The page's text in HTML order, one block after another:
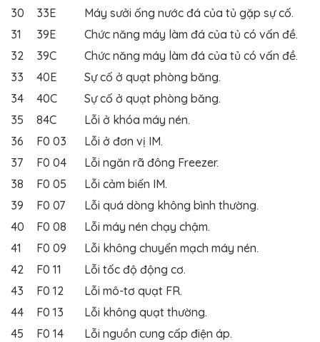
30
33E
Máy sưởi ống nước đá của tủ gặp sự cố.
31
39E
Chức năng máy làm đá của tủ có vấn đề.
32
39C
Chức năng máy làm đá của tủ có vấn đề.
33
40E
Sự cố ở quạt phòng băng.
34
40C
Sự cố ở quạt phòng băng.
35
84C
Lỗi ở khóa máy nén.
36
F0 03
Lỗi ở đơn vị IM.
37
F0 04
Lỗi ngăn rã đông Freezer.
38
F0 05
Lỗi cảm biến IM.
39
F0 07
Lỗi quá dòng không bình thường.
40
F0 08
Lỗi máy nén chạy chậm.
41
F0 09
Lỗi không chuyển mạch máy nén.
42
F0 11
Lỗi tốc độ động cơ.
43
F0 12
Lỗi mô-tơ quạt FR.
44
F0 13
Lỗi không quạt thường.
45
F0 14
Lỗi nguồn cung cấp điện áp.